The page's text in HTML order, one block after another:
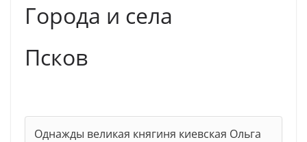
Города и села
Псков
Однажды великая княгиня киевская Ольга